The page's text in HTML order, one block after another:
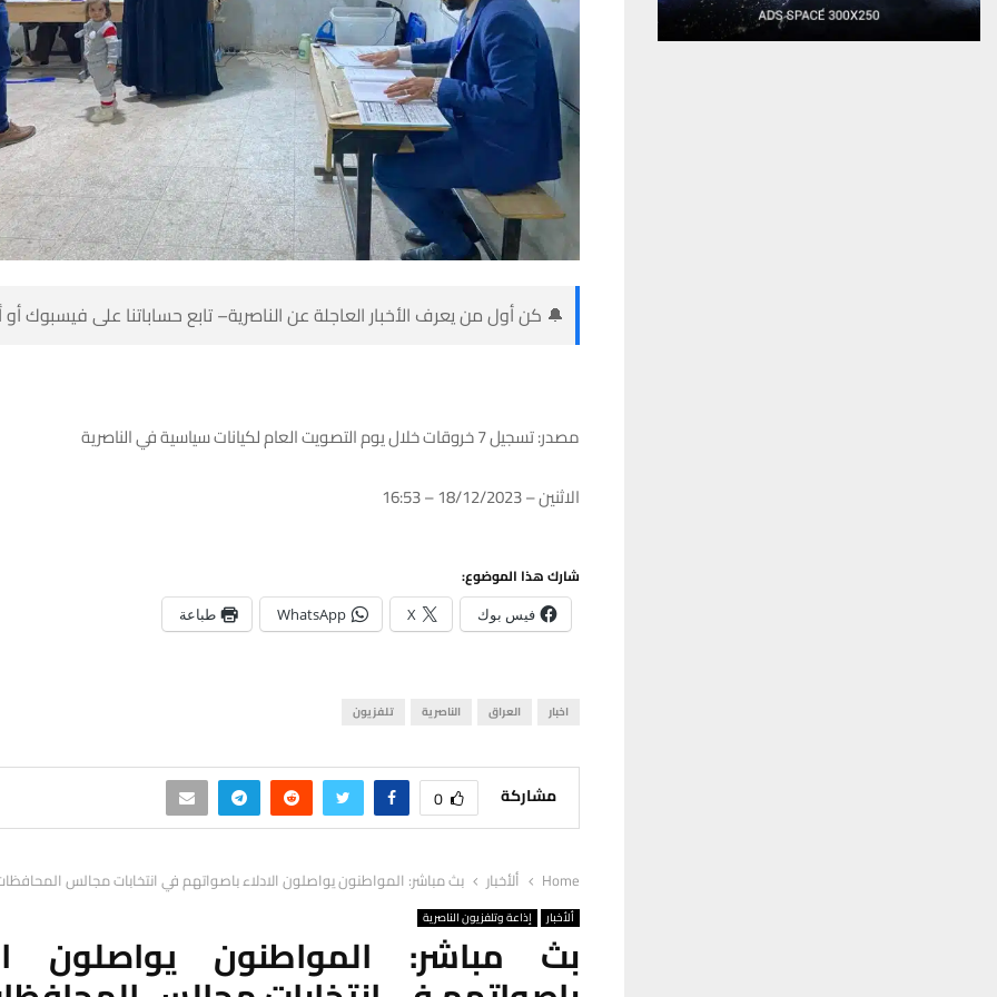
🔔 كن أول من يعرف الأخبار العاجلة عن الناصرية– تابع حساباتنا على فيسبوك
مصدر: تسجيل 7 خروقات خلال يوم التصويت العام لكيانات سياسية في الناصرية
الاثنين – 18/12/2023 – 16:53
شارك هذا الموضوع:
فيس بوك X
WhatsApp طباعة
اخبار العراق الناصرية تلفزيون
مشاركة 0
Home ألأخبار بث مباشر: المواطنون يواصلون الادلاء باصواتهم في انتخابات مجالس
ألأخبار إذاعة وتلفزيون الناصرية
بث مباشر: المواطنون يواصلون